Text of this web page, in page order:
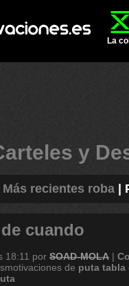
La
y
Más recientes roba
cuando
18:11 por SOAD-MOLA |
de puta tabla